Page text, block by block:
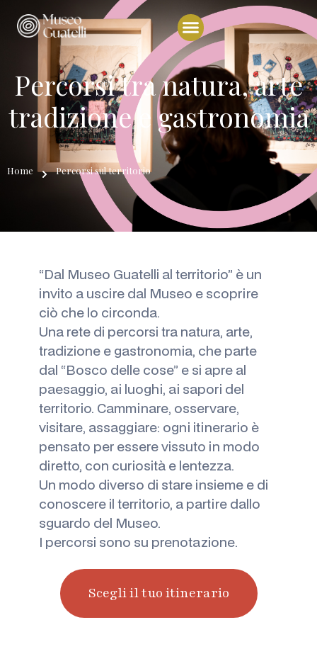
Percorsi tra natura, arte
tradizione e gastronomia
Home Percorsi sul territorio
“Dal Museo Guatelli al territorio” è un
invito a uscire dal Museo e scoprire
ciò che lo circonda.
Una rete di percorsi tra natura, arte,
tradizione e gastronomia, che parte
dal “Bosco delle cose” e si apre al
paesaggio, ai luoghi, ai sapori del
territorio. Camminare, osservare,
visitare, assaggiare: ogni itinerario è
pensato per essere vissuto in modo
diretto, con curiosità e lentezza.
Un modo diverso di stare insieme e di
conoscere il territorio, a partire dallo
sguardo del Museo.
I percorsi sono su prenotazione.
Scegli il tuo itinerario